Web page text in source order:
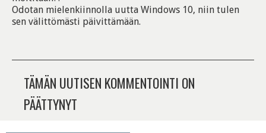
Odotan mielenkiinnolla uutta Windows 10, niin tulen
sen välittömästi päivittämään.
TÄMÄN UUTISEN KOMMENTOINTI ON
PÄÄTTYNYT